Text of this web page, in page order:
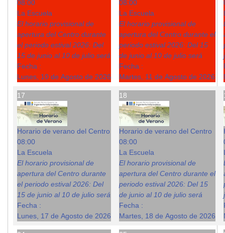
08:00
La Escuela
El horario provisional de
apertura del Centro durante
el periodo estival 2026: Del
15 de junio al 10 de julio será
Fecha :
Lunes, 10 de Agosto de 2026
08:00
La Escuela
El horario provisional de
apertura del Centro durante el
periodo estival 2026: Del 15
de junio al 10 de julio será
Fecha :
Martes, 11 de Agosto de 2026
17
Horario de verano del Centro
08:00
La Escuela
El horario provisional de
apertura del Centro durante
el periodo estival 2026: Del
15 de junio al 10 de julio será
Fecha :
Lunes, 17 de Agosto de 2026
18
Horario de verano del Centro
08:00
La Escuela
El horario provisional de
apertura del Centro durante el
periodo estival 2026: Del 15
de junio al 10 de julio será
Fecha :
Martes, 18 de Agosto de 2026